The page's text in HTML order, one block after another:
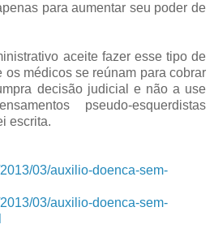
para aumentar seu poder de
aceite fazer esse tipo de
médicos se reúnam para cobrar
decisão judicial e não a use
pseudo-esquerdistas
escrita.
03/auxilio-doenca-sem-
03/auxilio-doenca-sem-